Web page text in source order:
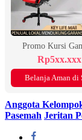
Promo Kursi
Rp5xx.xxx
Belanja Aman di
Anggota
Pasemah Jeritan